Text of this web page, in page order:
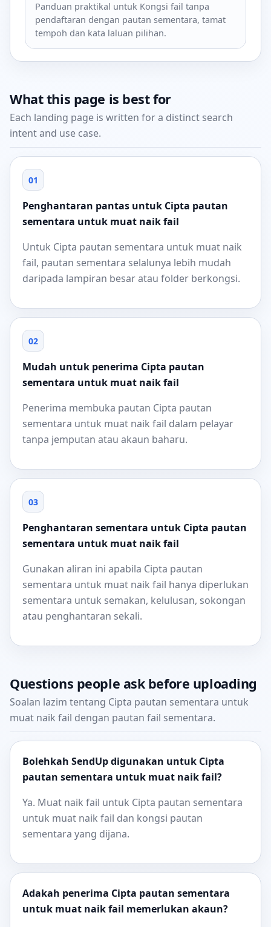
Panduan praktikal untuk Kongsi fail tanpa
pendaftaran dengan pautan sementara, tamat
tempoh dan kata laluan pilihan.
What this page is best for
Each landing page is written for a distinct search
intent and use case.
01
Penghantaran pantas untuk Cipta pautan
sementara untuk muat naik fail
Untuk Cipta pautan sementara untuk muat naik
fail, pautan sementara selalunya lebih mudah
daripada lampiran besar atau folder berkongsi.
02
Mudah untuk penerima Cipta pautan
sementara untuk muat naik fail
Penerima membuka pautan Cipta pautan
sementara untuk muat naik fail dalam pelayar
tanpa jemputan atau akaun baharu.
03
Penghantaran sementara untuk Cipta pautan
sementara untuk muat naik fail
Gunakan aliran ini apabila Cipta pautan
sementara untuk muat naik fail hanya diperlukan
sementara untuk semakan, kelulusan, sokongan
atau penghantaran sekali.
Questions people ask before uploading
Soalan lazim tentang Cipta pautan sementara untuk
muat naik fail dengan pautan fail sementara.
Bolehkah SendUp digunakan untuk Cipta
pautan sementara untuk muat naik fail?
Ya. Muat naik fail untuk Cipta pautan sementara
untuk muat naik fail dan kongsi pautan
sementara yang dijana.
Adakah penerima Cipta pautan sementara
untuk muat naik fail memerlukan akaun?